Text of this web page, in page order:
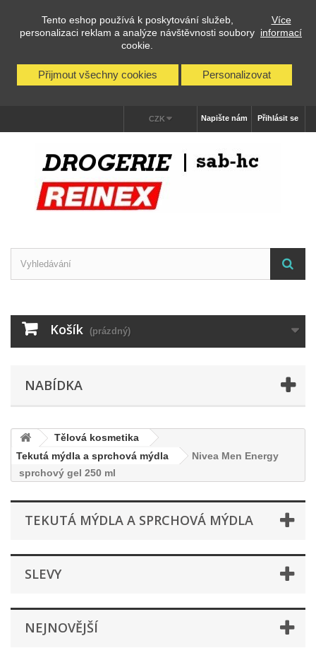
Tento eshop používá k poskytování služeb,
personalizaci reklam a analýze návštěvnosti soubory
cookie.
Více
informací
Přijmout všechny cookies Personalizovat
Přihlásit se
Napište nám
CZK
Košík (prázdný)
NABÍDKA
Tělová kosmetika
Tekutá mýdla a sprchová mýdla
Nivea Men Energy
sprchový gel 250 ml
TEKUTÁ MÝDLA A SPRCHOVÁ MÝDLA
SLEVY
NEJNOVĚJŠÍ